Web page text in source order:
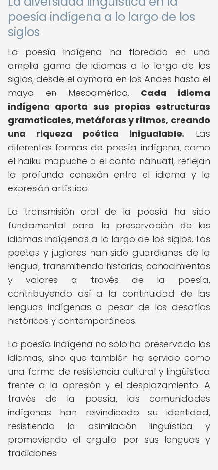
poesía indígena a lo largo de los
siglos
La poesía indígena ha florecido en una
amplia gama de idiomas a lo largo de los
siglos, desde el aymara en los Andes hasta el
maya en Mesoamérica. Cada idioma
indígena aporta sus propias estructuras
gramaticales, metáforas y ritmos, creando
una riqueza poética inigualable. Las
diferentes formas de poesía indígena, como
el haiku mapuche o el canto náhuatl, reflejan
la profunda conexión entre el idioma y la
expresión artística.
La transmisión oral de la poesía ha sido
fundamental para la preservación de los
idiomas indígenas a lo largo de los siglos. Los
poetas y juglares han sido guardianes de la
lengua, transmitiendo historias, conocimientos
y valores a través de la poesía,
contribuyendo así a la continuidad de las
lenguas indígenas a pesar de los desafíos
históricos y contemporáneos.
La poesía indígena no solo ha preservado los
idiomas, sino que también ha servido como
una forma de resistencia cultural y lingüística
frente a la opresión y el desplazamiento. A
través de la poesía, las comunidades
indígenas han reivindicado su identidad,
resistiendo la asimilación lingüística y
promoviendo el orgullo por sus lenguas y
tradiciones.